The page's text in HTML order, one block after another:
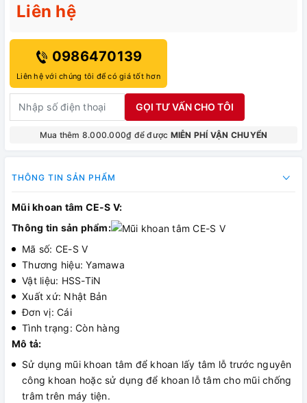
Liên hệ
0986470139
Liên hệ với chúng tôi để có giá tốt hơn
GỌI TƯ VẤN CHO TÔI
Mua thêm 8.000.000₫ để được MIỄN PHÍ VẬN CHUYỂN
THÔNG TIN SẢN PHẨM
Mũi khoan tâm CE-S V:
Thông tin sản phẩm:
Mã số: CE-S V
Thương hiệu: Yamawa
Vật liệu: HSS-TiN
Xuất xứ: Nhật Bản
Đơn vị: Cái
Tình trạng: Còn hàng
Mô tả:
Sử dụng mũi khoan tâm để khoan lấy tâm lỗ trước nguyên
công khoan hoặc sử dụng để khoan lỗ tâm cho mũi chống
trâm trên máy tiện.